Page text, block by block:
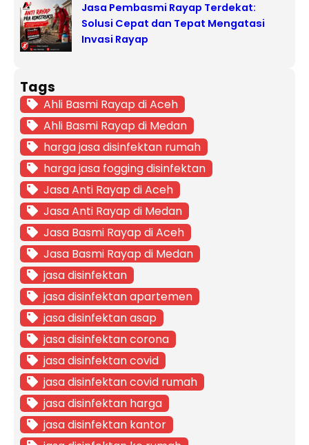
Jasa Pembasmi Rayap Terdekat:
Solusi Cepat dan Tepat Mengatasi
Invasi Rayap
Tags
Ahli Basmi Rayap di Aceh
Ahli Basmi Rayap di Medan
harga jasa disinfektan rumah
harga jasa fogging disinfektan
Jasa Anti Rayap di Aceh
Jasa Anti Rayap di Medan
Jasa Basmi Rayap di Aceh
Jasa Basmi Rayap di Medan
jasa disinfektan
jasa disinfektan apartemen
jasa disinfektan asap
jasa disinfektan corona
jasa disinfektan covid
jasa disinfektan covid rumah
jasa disinfektan harga
jasa disinfektan kantor